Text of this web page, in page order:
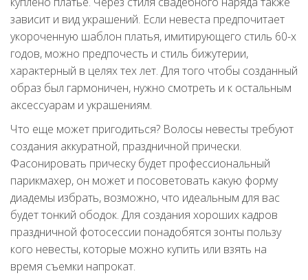
зависит и вид украшений. Если невеста предпочитает
укороченную шаблон платья, имитирующего стиль 60-х
годов, можно предпочесть и стиль бижутерии,
характерный в целях тех лет. Для того чтобы созданный
образ был гармоничен, нужно смотреть и к остальным
аксессуарам и украшениям.
Что еще может пригодиться? Волосы невесты требуют
создания аккуратной, праздничной прически.
Фасонировать прическу будет профессиональный
парикмахер, он может и посоветовать какую форму
диадемы избрать, возможно, что идеальным для вас
будет тонкий ободок. Для создания хороших кадров
праздничной фотосессии понадобятся зонты пользу
кого невесты, которые можно купить или взять на
время съемки напрокат.